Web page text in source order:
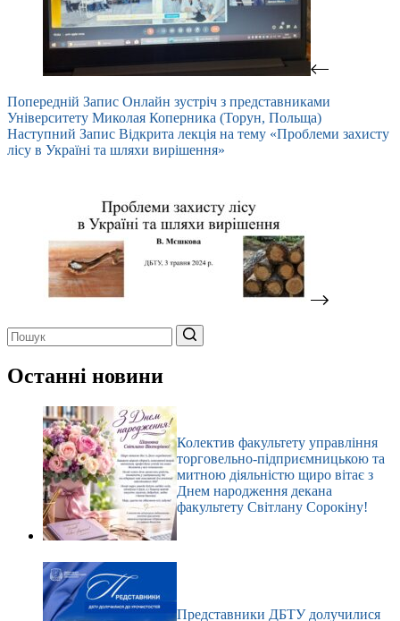
Попередній Запис Онлайн зустріч з представниками
Університету Миколая Коперника (Торун, Польща)
Наступний Запис Відкрита лекція на тему «Проблеми захисту
лісу в Україні та шляхи вирішення»
результатів
Останні новини
Колектив факультету управління
торговельно-підприємницькою та
митною діяльністю щиро вітає з
Днем народження декана
факультету Світлану Сорокіну!
Представники ДБТУ долучилися